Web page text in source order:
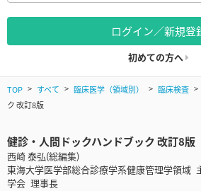
ログイン／新規登
初めての方へ
TOP すべて 臨床医学（領域別） 臨床検査
ク 改訂8版
健診・人間ドックハンドブック 改訂8版
西崎 泰弘(総編集)
東海大学医学部総合診療学系健康管理学領域
学会 理事長